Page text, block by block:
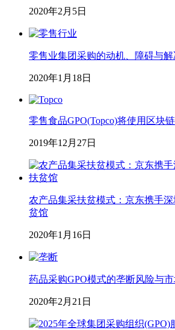
2020年2月5日
零售业集团采购的动机、障碍与解
2020年1月18日
零售食品GPO(Topco)将使用区块
2019年12月27日
农产品集采扶贫模式：京东携手
贫馆
2020年1月16日
药品采购GPO模式的垄断风险与
2020年2月21日